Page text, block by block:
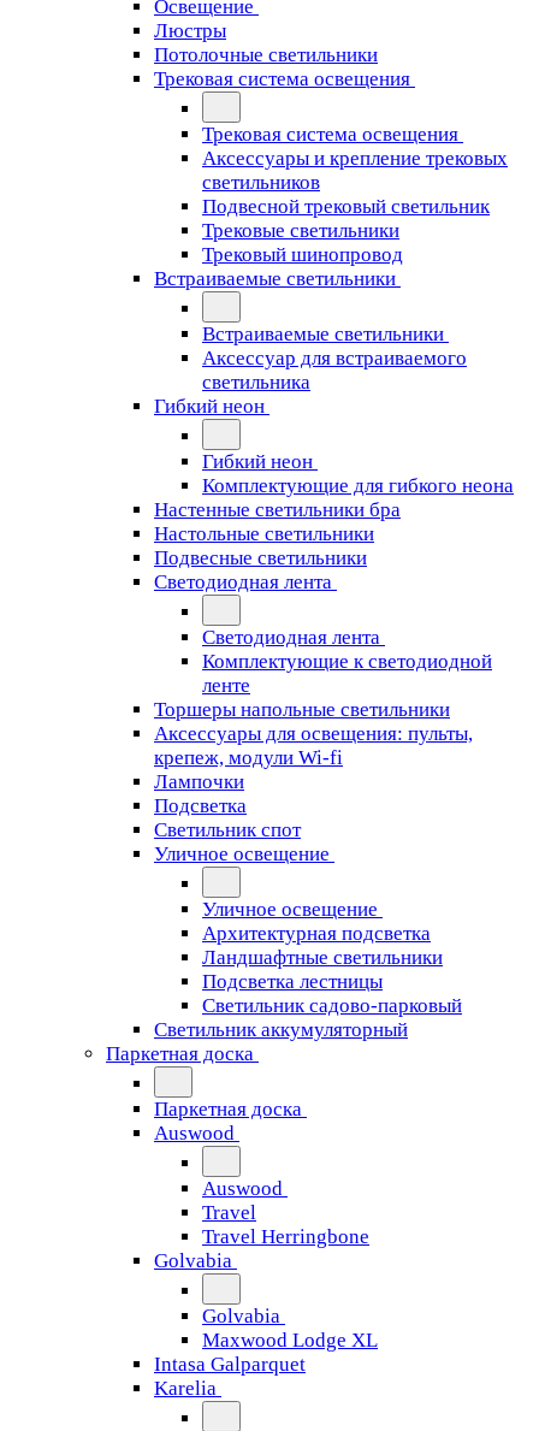
Освещение
Люстры
Потолочные светильники
Трековая система освещения
Трековая система освещения
Аксессуары и крепление трековых
светильников
Подвесной трековый светильник
Трековые светильники
Трековый шинопровод
Встраиваемые светильники
Встраиваемые светильники
Аксессуар для встраиваемого
светильника
Гибкий неон
Гибкий неон
Комплектующие для гибкого неона
Настенные светильники бра
Настольные светильники
Подвесные светильники
Светодиодная лента
Светодиодная лента
Комплектующие к светодиодной
ленте
Торшеры напольные светильники
Аксессуары для освещения: пульты,
крепеж, модули Wi-fi
Лампочки
Подсветка
Светильник спот
Уличное освещение
Уличное освещение
Архитектурная подсветка
Ландшафтные светильники
Подсветка лестницы
Светильник садово-парковый
Светильник аккумуляторный
Паркетная доска
Паркетная доска
Auswood
Auswood
Travel
Travel Herringbone
Golvabia
Golvabia
Maxwood Lodge XL
Intasa Galparquet
Karelia